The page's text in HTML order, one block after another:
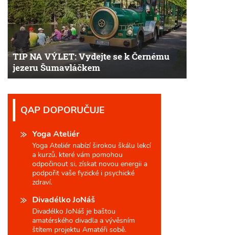
TIP NA VÝLET: Vydejte se k Černému
jezeru Šumavláčkem
QAP DOPORUČUJE
Yoga Ateliér
Yoga Ateliér nabízí širokou škálu lekcí
a kurzů, které vám pomohou
odpočinout si, získat novou energii a
podpořit vaše fyzické i psychické
zdraví.
Divadélko JoNáš
Divadélko JoNáš je baštou
amatérského divadla a vývěsním
štítem projektu Amatéři sobě.